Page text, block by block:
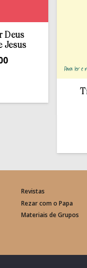
Tirar a
Revistas
Rezar com o Papa
Materiais de Grupos